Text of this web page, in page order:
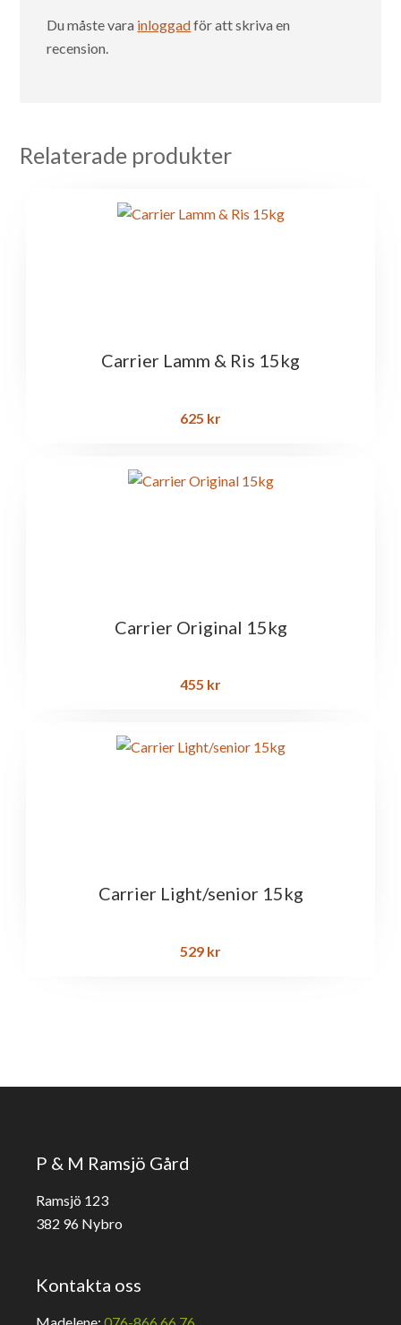
Du måste vara inloggadför att skriva en
recension.
Relaterade produkter
Carrier Lamm & Ris 15kg
625 kr
Carrier Original 15kg
455 kr
Carrier Light/senior 15kg
529 kr
P & M Ramsjö Gård
Ramsjö 123
382 96 Nybro
Kontakta oss